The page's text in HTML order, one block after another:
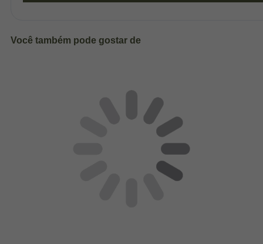
Você também pode gostar de